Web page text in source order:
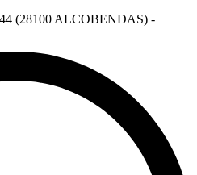
(28100 ALCOBENDAS) -